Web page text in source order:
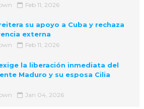
Feb 11, 2026
su apoyo a Cuba y rechaza
externa
Feb 11, 2026
la liberación inmediata del
Maduro y su esposa Cilia
Jan 04, 2026